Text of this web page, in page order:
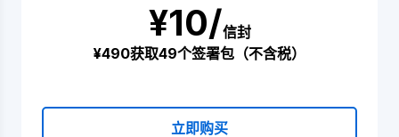
¥10/信封
¥490获取49个签署包（不含税）
立即购买